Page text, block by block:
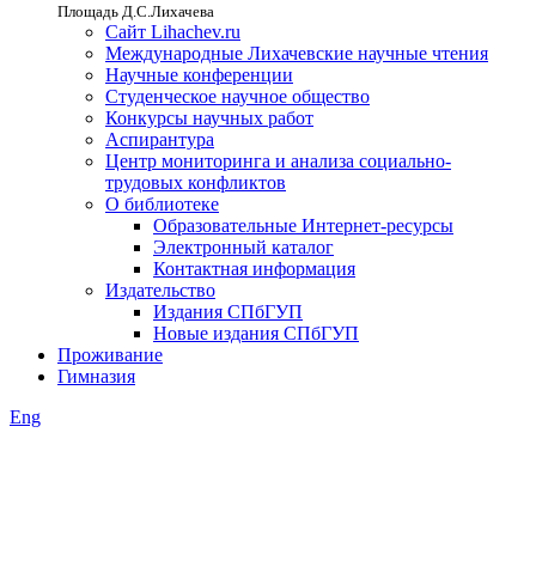
Площадь Д.С.Лихачева
Сайт Lihachev.ru
Международные Лихачевские научные чтения
Научные конференции
Студенческое научное общество
Конкурсы научных работ
Аспирантура
Центр мониторинга и анализа социально-
трудовых конфликтов
О библиотеке
Образовательные Интернет-ресурсы
Электронный каталог
Контактная информация
Издательство
Издания СПбГУП
Новые издания СПбГУП
Проживание
Гимназия
Eng